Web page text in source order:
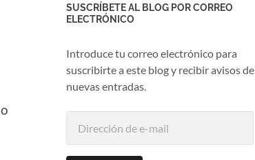
SUSCRÍBETE AL BLOG POR CORREO
ELECTRÓNICO
Introduce tu correo electrónico para
suscribirte a este blog y recibir avisos de
nuevas entradas.